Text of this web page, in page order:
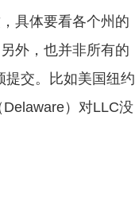
具体要看各个州的
外，也并非所有的
提交。比如美国纽约
Delaware）对LLC没